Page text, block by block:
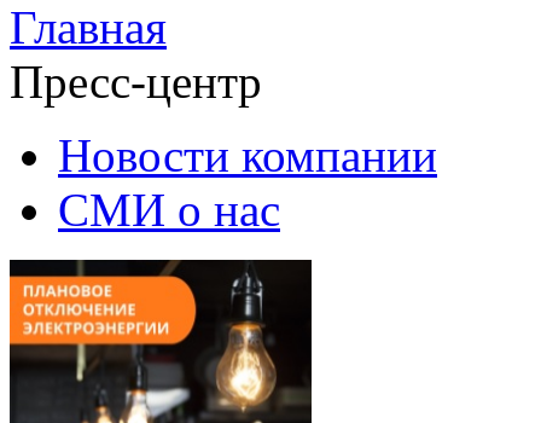
Главная
Пресс-центр
Новости компании
СМИ о нас